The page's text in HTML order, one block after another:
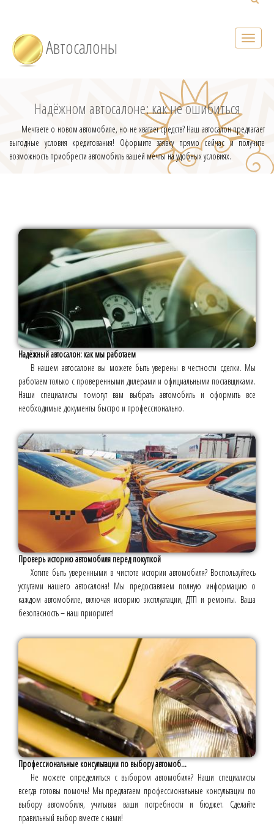
Автосалоны
Надёжном автосалоне: как не ошибиться
Мечтаете о новом автомобиле, но не хватает средств? Наш автосалон предлагает
выгодные условия кредитования! Оформите заявку прямо сейчас и получите
возможность приобрести автомобиль вашей мечты на удобных условиях.
Надёжный автосалон: как мы работаем
В нашем автосалоне вы можете быть уверены в честности сделки. Мы
работаем только с проверенными дилерами и официальными поставщиками.
Наши специалисты помогут вам выбрать автомобиль и оформить все
необходимые документы быстро и профессионально.
Проверь историю автомобиля перед покупкой
Хотите быть уверенными в чистоте истории автомобиля? Воспользуйтесь
услугами нашего автосалона! Мы предоставляем полную информацию о
каждом автомобиле, включая историю эксплуатации, ДТП и ремонты. Ваша
безопасность – наш приоритет!
Профессиональные консультации по выбору автомоб...
Не можете определиться с выбором автомобиля? Наши специалисты
всегда готовы помочь! Мы предлагаем профессиональные консультации по
выбору автомобиля, учитывая ваши потребности и бюджет. Сделайте
правильный выбор вместе с нами!